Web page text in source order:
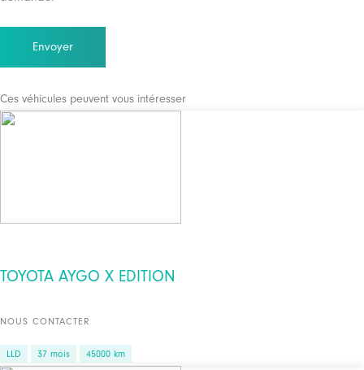
Ces véhicules peuvent vous intéresser
TOYOTA AYGO X EDITION
NOUS CONTACTER
LLD 37 mois 45000 km